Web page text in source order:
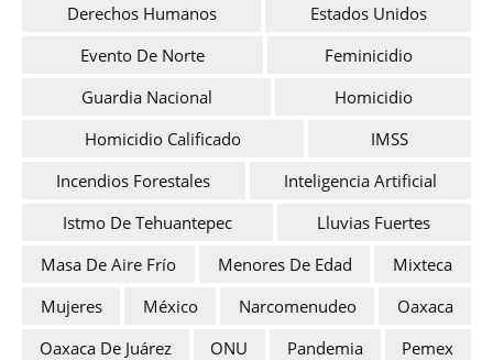
Derechos Humanos
Estados Unidos
Evento De Norte
Feminicidio
Guardia Nacional
Homicidio
Homicidio Calificado
IMSS
Incendios Forestales
Inteligencia Artificial
Istmo De Tehuantepec
Lluvias Fuertes
Masa De Aire Frío
Menores De Edad
Mixteca
Mujeres
México Narcomenudeo
Oaxaca
Oaxaca De Juárez
ONU Pandemia
Pemex